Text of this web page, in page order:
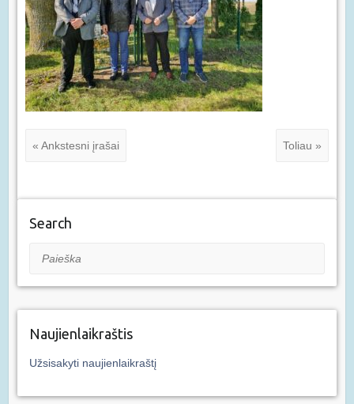
« Ankstesni įrašai Toliau »
Search
Paieška
Naujienlaikraštis
Užsisakyti naujienlaikraštį